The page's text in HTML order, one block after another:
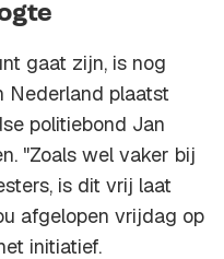
gaat zijn, is nog
Nederland plaatst
politiebond Jan
"Zoals wel vaker bij
is dit vrij laat
afgelopen vrijdag op
initiatief.